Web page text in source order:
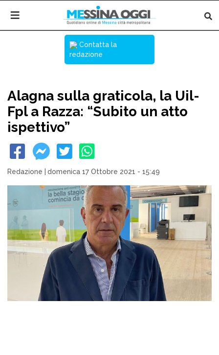
Contatta la
redazione
Alagna sulla graticola, la Uil-
Fpl a Razza: “Subito un atto
ispettivo”
Redazione domenica 17 Ottobre 2021 - 15:49